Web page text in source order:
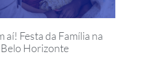
aí! Festa da Família na
Belo Horizonte